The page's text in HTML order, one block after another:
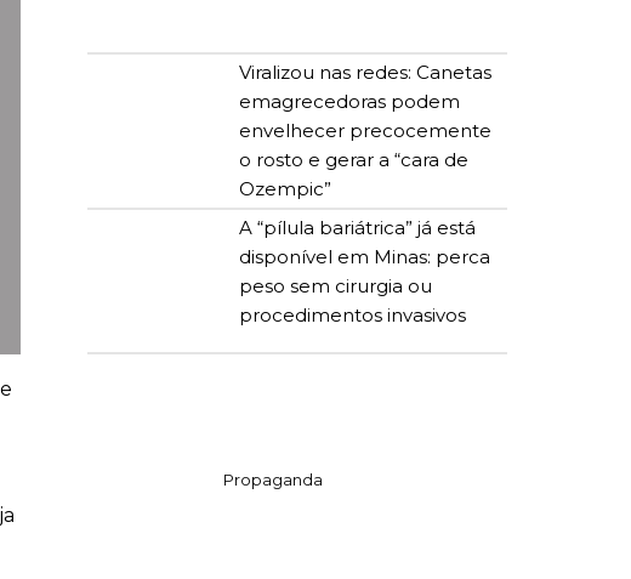
Viralizou nas redes: Canetas
emagrecedoras podem
envelhecer precocemente
o rosto e gerar a “cara de
Ozempic”
A “pílula bariátrica” já está
disponível em Minas: perca
peso sem cirurgia ou
procedimentos invasivos
Propaganda